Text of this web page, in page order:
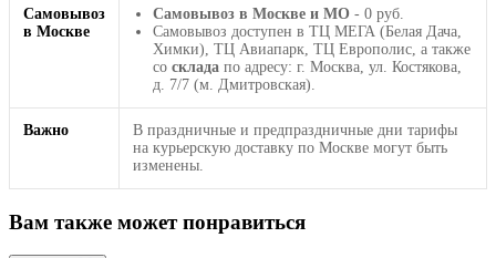
Самовывоз
в Москве
Самовывоз в Москве и МО - 0 руб.
Самовывоз доступен в ТЦ МЕГА (Белая Дача,
Химки), ТЦ Авиапарк, ТЦ Европолис, а также
со склада по адресу: г. Москва, ул. Костякова,
д. 7/7 (м. Дмитровская).
Важно
В праздничные и предпраздничные дни тарифы
на курьерскую доставку по Москве могут быть
изменены.
Вам также может понравиться